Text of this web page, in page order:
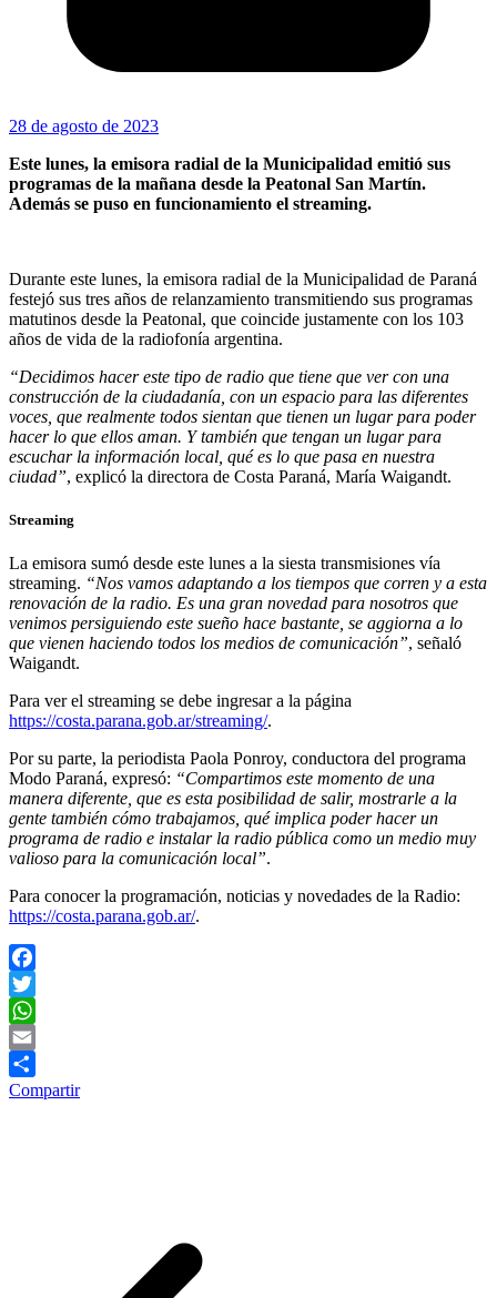
28 de agosto de 2023
Este lunes, la emisora radial de la Municipalidad emitió sus
programas de la mañana desde la Peatonal San Martín.
Además se puso en funcionamiento el streaming.
Durante este lunes, la emisora radial de la Municipalidad de Paraná
festejó sus tres años de relanzamiento transmitiendo sus programas
matutinos desde la Peatonal, que coincide justamente con los 103
años de vida de la radiofonía argentina.
“Decidimos hacer este tipo de radio que tiene que ver con una
construcción de la ciudadanía, con un espacio para las diferentes
voces, que realmente todos sientan que tienen un lugar para poder
hacer lo que ellos aman. Y también que tengan un lugar para
escuchar la información local, qué es lo que pasa en nuestra
ciudad”, explicó la directora de Costa Paraná, María Waigandt.
Streaming
La emisora sumó desde este lunes a la siesta transmisiones vía
streaming. “Nos vamos adaptando a los tiempos que corren y a esta
renovación de la radio. Es una gran novedad para nosotros que
venimos persiguiendo este sueño hace bastante, se aggiorna a lo
que vienen haciendo todos los medios de comunicación”, señaló
Waigandt.
Para ver el streaming se debe ingresar a la página
https://costa.parana.gob.ar/streaming/.
Por su parte, la periodista Paola Ponroy, conductora del programa
Modo Paraná, expresó: “Compartimos este momento de una
manera diferente, que es esta posibilidad de salir, mostrarle a la
gente también cómo trabajamos, qué implica poder hacer un
programa de radio e instalar la radio pública como un medio muy
valioso para la comunicación local”.
Para conocer la programación, noticias y novedades de la Radio:
https://costa.parana.gob.ar/.
Facebook
Twitter
WhatsApp
Email
Compartir